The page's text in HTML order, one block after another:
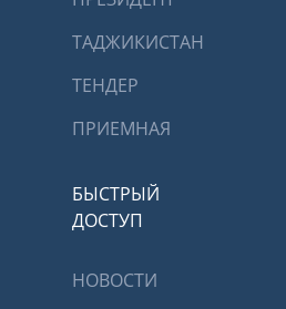
ТАДЖИКИСТАН
ТЕНДЕР
ПРИЕМНАЯ
БЫСТРЫЙ
ДОСТУП
НОВОСТИ